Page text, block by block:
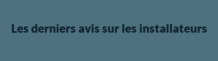
Les derniers avis sur les installateurs